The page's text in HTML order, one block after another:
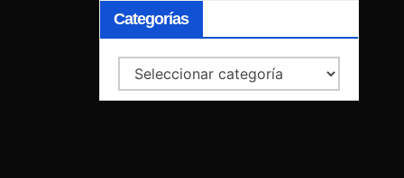
Categorías
Categorías